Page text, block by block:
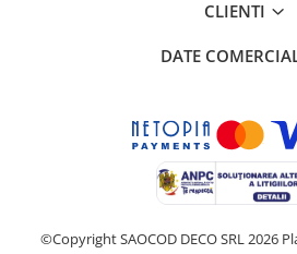
CLIENTI
DATE
©Copyright SAOCOD DECO SRL 2026